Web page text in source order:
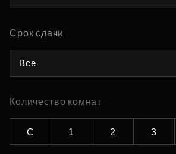
Срок сдачи
Все
Количество комнат
С 1 2 3